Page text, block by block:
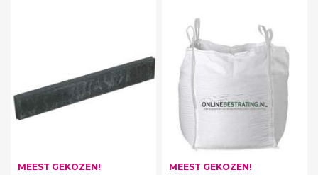
MEEST GEKOZEN! MEEST GEKOZEN!